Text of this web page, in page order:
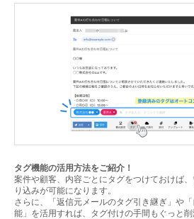
タグ機能の活用方法をご紹介！
案件や顧客、内容ごとにタグをつけておけば
り込みが可能になります。
さらに、「返信元メールのタグ引き継ぎ」や
能」を活用すれば、タグ付けの手間もぐっと削